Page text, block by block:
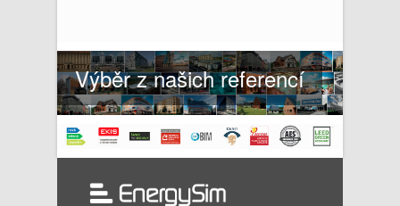
Výběr z našich referencí